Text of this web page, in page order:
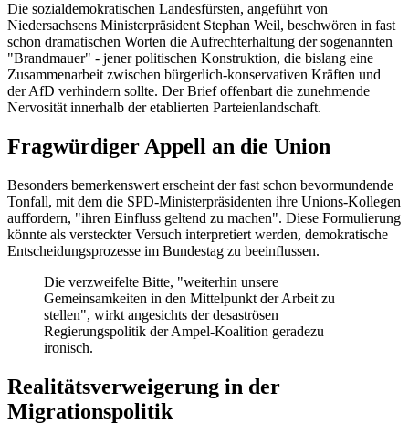
Die sozialdemokratischen Landesfürsten, angeführt von
Niedersachsens Ministerpräsident Stephan Weil, beschwören in fast
schon dramatischen Worten die Aufrechterhaltung der sogenannten
"Brandmauer" - jener politischen Konstruktion, die bislang eine
Zusammenarbeit zwischen bürgerlich-konservativen Kräften und
der AfD verhindern sollte. Der Brief offenbart die zunehmende
Nervosität innerhalb der etablierten Parteienlandschaft.
Fragwürdiger Appell an die Union
Besonders bemerkenswert erscheint der fast schon bevormundende
Tonfall, mit dem die SPD-Ministerpräsidenten ihre Unions-Kollegen
auffordern, "ihren Einfluss geltend zu machen". Diese Formulierung
könnte als versteckter Versuch interpretiert werden, demokratische
Entscheidungsprozesse im Bundestag zu beeinflussen.
Die verzweifelte Bitte, "weiterhin unsere
Gemeinsamkeiten in den Mittelpunkt der Arbeit zu
stellen", wirkt angesichts der desaströsen
Regierungspolitik der Ampel-Koalition geradezu
ironisch.
Realitätsverweigerung in der
Migrationspolitik